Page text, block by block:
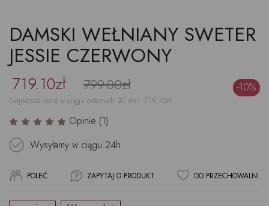
DAMSKI WEŁNIANY SWETER
JESSIE CZERWONY
719.10zł 799.00zł -10%
Najniższa cena w ciągu ostatnich 30 dni: 719,10zł
Opinie (1)
Wysyłamy w ciągu 24h
POLEĆ ZAPYTAJ O PRODUKT DO PRZECHOWALNI